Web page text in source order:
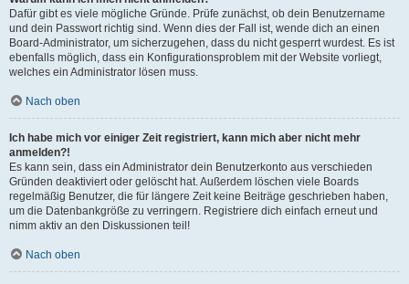
Dafür gibt es viele mögliche Gründe. Prüfe zunächst, ob dein Benutzername
und dein Passwort richtig sind. Wenn dies der Fall ist, wende dich an einen
Board-Administrator, um sicherzugehen, dass du nicht gesperrt wurdest. Es ist
ebenfalls möglich, dass ein Konfigurationsproblem mit der Website vorliegt,
welches ein Administrator lösen muss.
Nach oben
Ich habe mich vor einiger Zeit registriert, kann mich aber nicht mehr
anmelden?!
Es kann sein, dass ein Administrator dein Benutzerkonto aus verschieden
Gründen deaktiviert oder gelöscht hat. Außerdem löschen viele Boards
regelmäßig Benutzer, die für längere Zeit keine Beiträge geschrieben haben,
um die Datenbankgröße zu verringern. Registriere dich einfach erneut und
nimm aktiv an den Diskussionen teil!
Nach oben